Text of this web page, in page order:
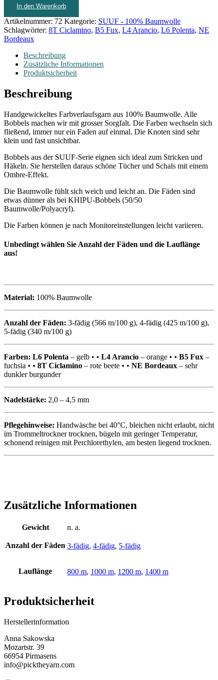
In den Warenkorb
Artikelnummer: 72 Kategorie: SUUF - 100% Baumwolle
Schlagwörter: 8T Ciclamino, B5 Fux, L4 Arancio, L6 Polenta, NE
Bordeaux
Beschreibung
Zusätzliche Informationen
Produktsicherheit
Beschreibung
Handgewickeltes Farbverlaufsgarn aus 100% Baumwolle. Alle
Bobbels machen wir mit grosser Sorgfalt. Die Farben wechseln sich
fließend, immer nur ein Faden auf einmal. Die Knoten sind sehr
klein und fast unsichtbar.
Bobbels aus der SUUF-Serie eignen sich ideal zum Stricken und
Häkeln. Sie herstellen daraus schöne Tücher und Schals mit einem
Ombre-Effekt.
Die Baumwolle fühlt sich weich und leicht an. Die Fäden sind
etwas dünner als bei KHIPU-Bobbels (50/50
Baumwolle/Polyacryl).
Die Farben können je nach Monitoreinstellungen leicht variieren.
Unbedingt wählen Sie Anzahl der Fäden und die Lauflänge
aus!
Material: 100% Baumwolle
Anzahl der Fäden: 3-fädig (566 m/100 g), 4-fädig (425 m/100 g),
5-fädig (340 m/100 g)
Farben: L6 Polenta – gelb • • L4 Arancio – orange • • B5 Fux –
fuchsia • • 8T Ciclamino – rote beete • • NE Bordeaux – sehr
dunkler burgunder
Nadelstärke: 2,0 – 4,5 mm
Pflegehinweise: Handwäsche bei 40°C, bleichen nicht erlaubt, nicht
im Trommeltrockner trocknen, bügeln mit geringer Temperatur,
schonend reinigen mit Perchlorethylen, am besten liegend trocknen.
Zusätzliche Informationen
Gewicht n. a.
Anzahl der Fäden 3-fädig, 4-fädig, 5-fädig
Lauflänge 800 m, 1000 m, 1200 m, 1400 m
Produktsicherheit
Herstellerinformation
Anna Sakowska
Mozartstr. 39
66954 Pirmasens
info@picktheyarn.com